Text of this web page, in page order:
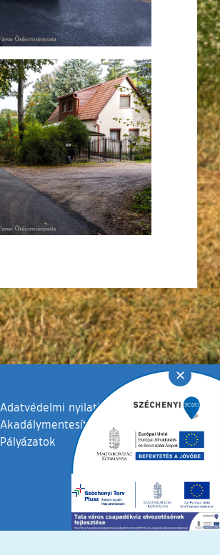
Adatvédelmi nyilatkozat
Akadálymentesítési nyilatkozat
Pályázatok
✕